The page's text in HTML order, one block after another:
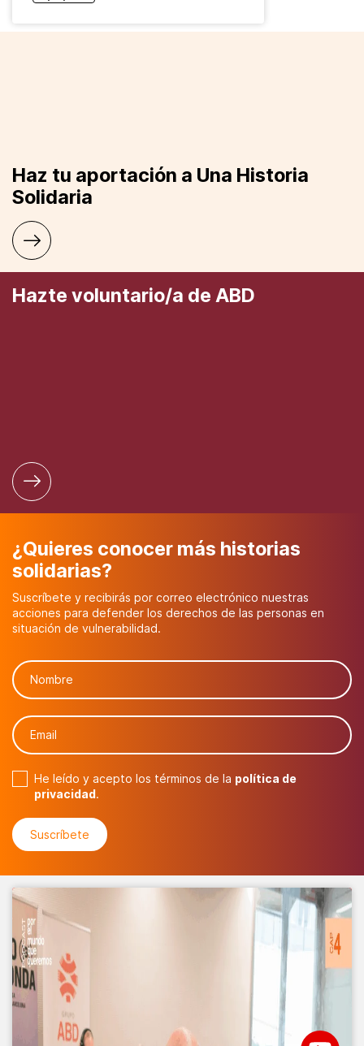
Haz tu aportación a Una Historia
Solidaria
Hazte voluntario/a de ABD
¿Quieres conocer más historias
solidarias?
Suscríbete y recibirás por correo electrónico nuestras
acciones para defender los derechos de las personas en
situación de vulnerabilidad.
He leído y acepto los términos de la política de
privacidad.